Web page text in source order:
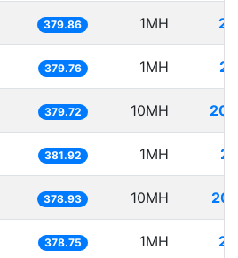
379.86 1MH
379.76 1MH
379.72 10MH
381.92 1MH
378.93 10MH
378.75 1MH